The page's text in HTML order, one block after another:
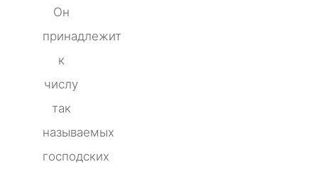
Он
принадлежит
к
числу
так
называемых
господских